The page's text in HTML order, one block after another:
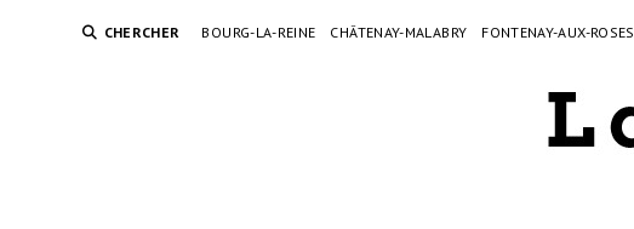
CHERCHER BOURG-LA-REINE CHÂTENAY-MALABRY FONTENAY-AUX-ROSES